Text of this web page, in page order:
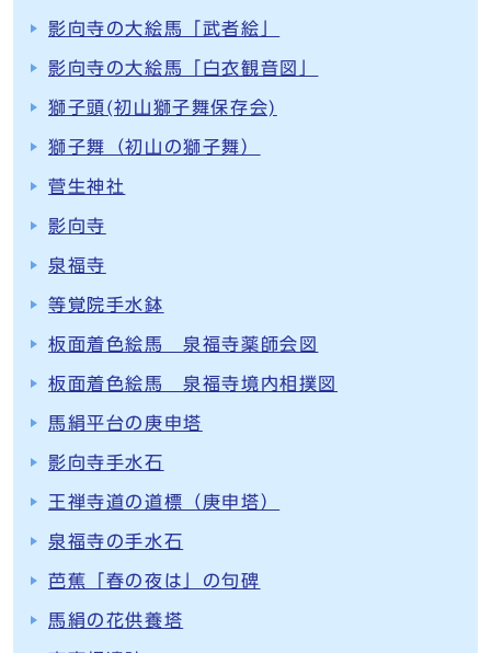
影向寺の大絵馬「武者絵」
影向寺の大絵馬「白衣観音図」
獅子頭(初山獅子舞保存会)
獅子舞（初山の獅子舞）
菅生神社
影向寺
泉福寺
等覚院手水鉢
板面着色絵馬 泉福寺薬師会図
板面着色絵馬 泉福寺境内相撲図
馬絹平台の庚申塔
影向寺手水石
王禅寺道の道標（庚申塔）
泉福寺の手水石
芭蕉「春の夜は」の句碑
馬絹の花供養塔